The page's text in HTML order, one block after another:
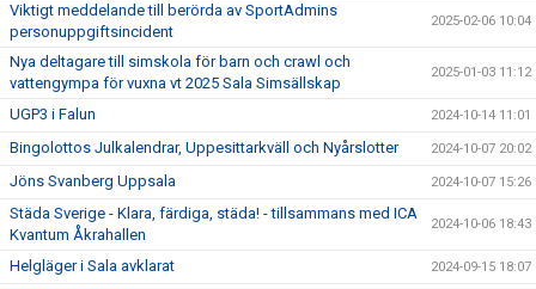
Viktigt meddelande till berörda av SportAdmins
personuppgiftsincident
2025-02-06 10:04
Nya deltagare till simskola för barn och crawl och
vattengympa för vuxna vt 2025 Sala Simsällskap
2025-01-03 11:12
UGP3 i Falun 2024-10-14 11:01
Bingolottos Julkalendrar, Uppesittarkväll och Nyårslotter 2024-10-07 20:02
Jöns Svanberg Uppsala 2024-10-07 15:26
Städa Sverige - Klara, färdiga, städa! - tillsammans med ICA
Kvantum Åkrahallen
2024-10-06 18:43
Helgläger i Sala avklarat 2024-09-15 18:07